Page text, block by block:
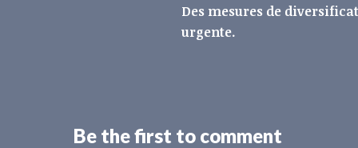
Des mesures de
urgente.
Be the first to comment